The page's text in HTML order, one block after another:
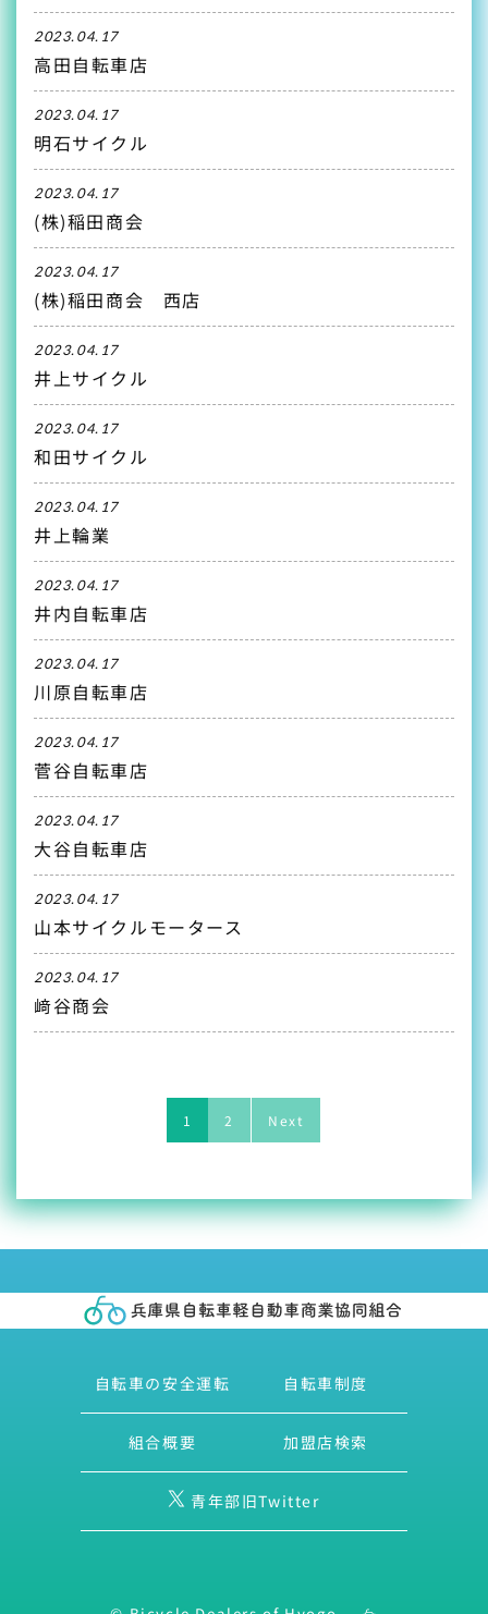
2023.04.17
高田自転車店
2023.04.17
明石サイクル
2023.04.17
(株)稲田商会
2023.04.17
(株)稲田商会 西店
2023.04.17
井上サイクル
2023.04.17
和田サイクル
2023.04.17
井上輪業
2023.04.17
井内自転車店
2023.04.17
川原自転車店
2023.04.17
菅谷自転車店
2023.04.17
大谷自転車店
2023.04.17
山本サイクルモータース
2023.04.17
﨑谷商会
1 2 Next
自転車の安全運転 自転車制度
組合概要 加盟店検索
青年部旧Twitter